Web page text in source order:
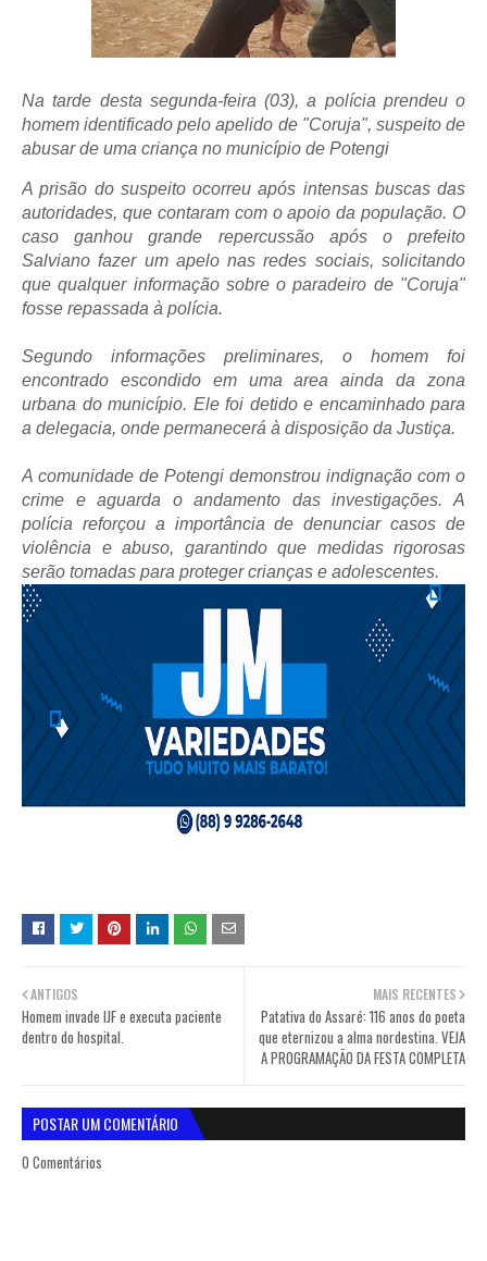
Na tarde desta segunda-feira (03), a polícia prendeu o
homem identificado pelo apelido de "Coruja", suspeito de
abusar de uma criança no município de Potengi
A prisão do suspeito ocorreu após intensas buscas das
autoridades, que contaram com o apoio da população. O
caso ganhou grande repercussão após o prefeito
Salviano fazer um apelo nas redes sociais, solicitando
que qualquer informação sobre o paradeiro de "Coruja"
fosse repassada à polícia.
Segundo informações preliminares, o homem foi
encontrado escondido em uma area ainda da zona
urbana do município. Ele foi detido e encaminhado para
a delegacia, onde permanecerá à disposição da Justiça.
A comunidade de Potengi demonstrou indignação com o
crime e aguarda o andamento das investigações. A
polícia reforçou a importância de denunciar casos de
violência e abuso, garantindo que medidas rigorosas
serão tomadas para proteger crianças e adolescentes.
MAIS RECENTES
Patativa do Assaré: 116 anos do poeta
que eternizou a alma nordestina. VEJA
A PROGRAMAÇÃO DA FESTA COMPLETA
ANTIGOS
Homem invade IJF e executa paciente
dentro do hospital.
POSTAR UM COMENTÁRIO
0 Comentários